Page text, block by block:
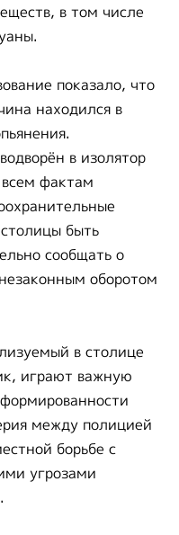
в том числе
показало, что
находился в
в изолятор
фактам
быть
сообщать о
оборотом
в столице
играют важную
между полицией
борьбе с
угрозами